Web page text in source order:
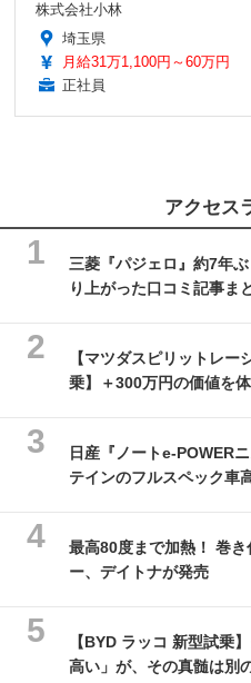
株式会社小林
埼玉県
月給31万1,100円～60万円
正社員
アクセス
三菱『パジェロ』約7年
り上がった口コミ記事ま
【マツダスピリットレ
乗】＋300万円の価値を
日産『ノートe-POWER
テインのフルスペック車
最高80度まで加熱！ 巻
ー、デイトナが発売
【BYD ラッコ 新型試乗
高い」が、その真髄は別